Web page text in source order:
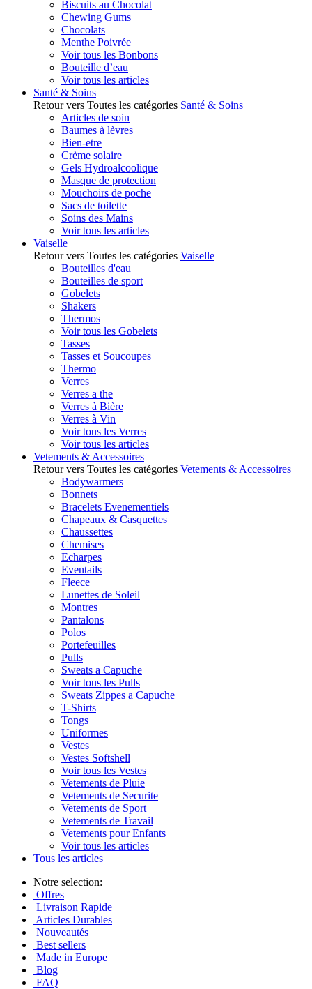
Biscuits au Chocolat
Chewing Gums
Chocolats
Menthe Poivrée
Voir tous les Bonbons
Bouteille d’eau
Voir tous les articles
Santé & Soins
Retour vers Toutes les catégories Santé & Soins
Articles de soin
Baumes à lèvres
Bien-etre
Crème solaire
Gels Hydroalcoolique
Masque de protection
Mouchoirs de poche
Sacs de toilette
Soins des Mains
Voir tous les articles
Vaiselle
Retour vers Toutes les catégories Vaiselle
Bouteilles d'eau
Bouteilles de sport
Gobelets
Shakers
Thermos
Voir tous les Gobelets
Tasses
Tasses et Soucoupes
Thermo
Verres
Verres a the
Verres à Bière
Verres à Vin
Voir tous les Verres
Voir tous les articles
Vetements & Accessoires
Retour vers Toutes les catégories Vetements & Accessoires
Bodywarmers
Bonnets
Bracelets Evenementiels
Chapeaux & Casquettes
Chaussettes
Chemises
Echarpes
Eventails
Fleece
Lunettes de Soleil
Montres
Pantalons
Polos
Portefeuilles
Pulls
Sweats a Capuche
Voir tous les Pulls
Sweats Zippes a Capuche
T-Shirts
Tongs
Uniformes
Vestes
Vestes Softshell
Voir tous les Vestes
Vetements de Pluie
Vetements de Securite
Vetements de Sport
Vetements de Travail
Vetements pour Enfants
Voir tous les articles
Tous les articles
Notre selection:
Offres
Livraison Rapide
Articles Durables
Nouveautés
Best sellers
Made in Europe
Blog
FAQ